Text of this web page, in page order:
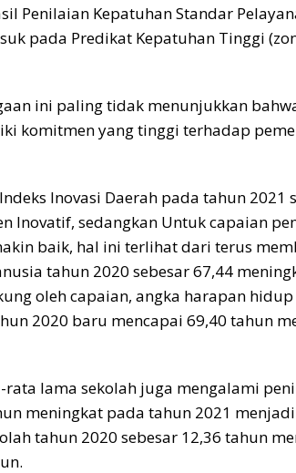
Penilaian Kepatuhan Standar
pada Predikat Kepatuhan Tinggi
ini paling tidak menunjukkan
komitmen yang tinggi terhadap
Inovasi Daerah pada tahun 2021
Inovatif, sedangkan Untuk capaian
baik, hal ini terlihat dari terus
tahun 2020 sebesar 67,44
oleh capaian, angka harapan
2020 baru mencapai 69,40 tahun
rata lama sekolah juga mengalami
meningkat pada tahun 2021
tahun 2020 sebesar 12,36 tahun